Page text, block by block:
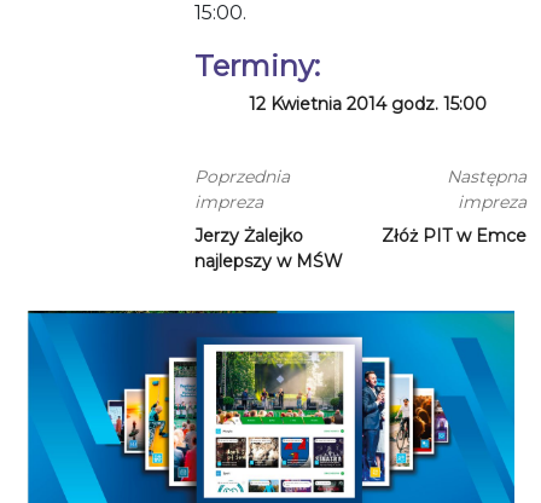
15:00.
Terminy:
12 Kwietnia 2014 godz. 15:00
Poprzednia
impreza
Jerzy Żalejko
najlepszy w MŚW
Następna
impreza
Złóż PIT w Emce